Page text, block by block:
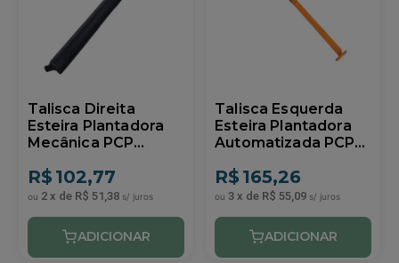
Talisca Direita
Esteira Plantadora
Mecânica PCP
R$ 102,77
2 x de R$ 51,38
Talisca Esquerda
Esteira Plantadora
Automatizada PCP
R$ 165,26
3 x de R$ 55,09